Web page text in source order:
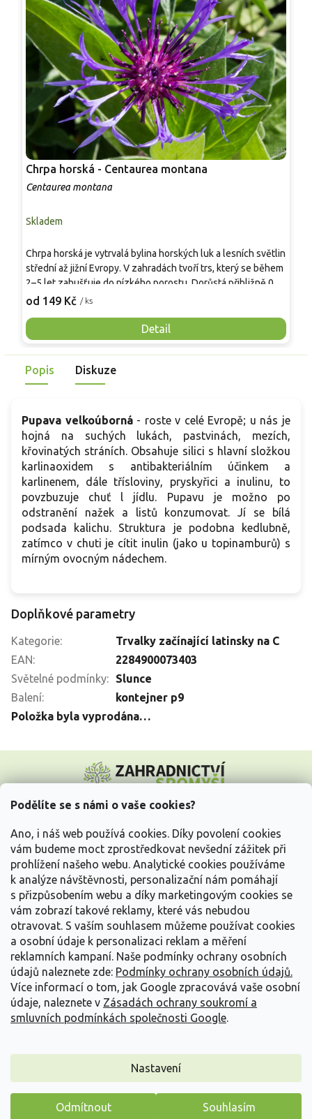
Podělíte se s námi o vaše cookies?
Ano, i náš web používá cookies. Díky povolení cookies
vám budeme moct zprostředkovat nevšední zážitek při
prohlížení našeho webu. Analytické cookies používáme
k analýze návštěvnosti, personalizační nám pomáhají
s přizpůsobením webu a díky marketingovým cookies se
vám zobrazí takové reklamy, které vás nebudou
otravovat. S vaším souhlasem můžeme používat cookies
a osobní údaje k personalizaci reklam a měření
reklamních kampaní. Naše podmínky ochrany osobních
údajů naleznete zde: Podmínky ochrany osobních údajů.
Více informací o tom, jak Google zpracovává vaše osobní
údaje, naleznete v Zásadách ochrany soukromí a
smluvních podmínkách společnosti Google.
Nastavení
Odmítnout Souhlasím
Chrpa horská - Centaurea montana
Centaurea montana
Skladem
od 149 Kč / ks
Detail
Chrpa horská je vytrvalá bylina horských luk a lesních světlin
střední až jižní Evropy. V zahradách tvoří trs, který se během
2–5 let zahušťuje do nízkého porostu. Dorůstá přibližně 0,4–
0,6 m a rozrůstá se na 0,5–0,8 m, proto se hodí do lemů a
cm, šedozelené a jemně plstnaté. Od konce května do
července nese na lodyhách 30–60 cm jednotlivé úbory 5–7
cm, sytě modré s růžově fialovým středem. Je včelomilná,
květy jsou vhodné k řezu, bez výrazné vůně.
Popis Diskuze
Pupava velkoúborná- roste v celé Evropě; u nás je
hojná na suchých lukách, pastvinách, mezích,
křovinatých stráních. Obsahuje silici s hlavní složkou
karlinaoxidem s antibakteriálním účinkem a
karlinenem, dále třísloviny, pryskyřici a inulinu, to
povzbuzuje chuť l jídlu. Pupavu je možno po
odstranění nažek a listů konzumovat. Jí se bílá
podsada kalichu. Struktura je podobna kedlubně,
zatímco v chuti je cítit inulin (jako u topinamburů) s
mírným ovocným nádechem.
Doplňkové parametry
Kategorie:
Trvalky začínající latinsky na C
EAN:
2284900073403
Světelné podmínky:
Slunce
Balení:
kontejner p9
Položka byla vyprodána…
p
Vše o nákupu
Informace pro Vás
Kontakujte nás
Vytvořil Shoptet
Copyright 2026Zahradnictví Spomyšl. Všechna práva